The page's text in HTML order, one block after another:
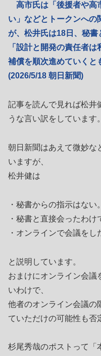
高市氏は「後援者や高
い」などとトークンへの
が、松井氏は18日、秘書
「設計と開発の責任者
補償を順次進めていくと
(2026/5/18 朝日新聞)
記事を読んで見れば松井
うな言い訳をしています。
朝日新聞はあえて微妙な
いますが、
松井健は
・秘書からの指示はない。
・秘書と直接会ったわけ
・オンラインで会議をし
と説明しています。
おまけにオンライン会議
いわけで、
他者のオンライン会議の
ていただけの可能性も否
杉尾秀哉のポストって「